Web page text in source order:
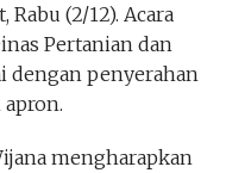
(2/12). Acara
Pertanian dan
dengan penyerahan
mengharapkan